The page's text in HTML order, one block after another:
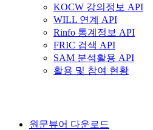
KOCW 강의정보 API
WILL 연계 API
Rinfo 통계정보 API
FRIC 검색 API
SAM 분석활용 API
활용 및 참여 현황
원문뷰어 다운로드